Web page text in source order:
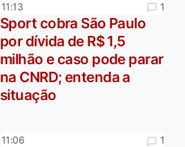
11:13 1
Sport cobra São Paulo
por dívida de R$ 1,5
milhão e caso pode parar
na CNRD; entenda a
situação
11:06 1